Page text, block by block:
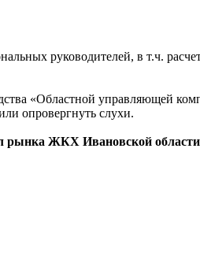
руководителей, в т.ч.
«Областной управляющей
опровергнуть слухи.
рынка ЖКХ Ивановской